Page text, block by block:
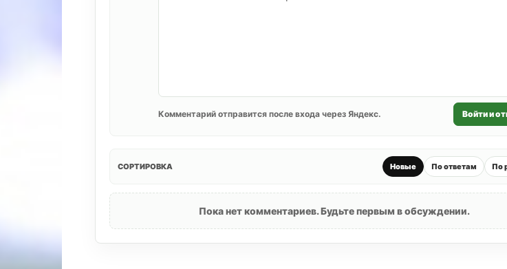
Комментарий отправится после входа через Яндекс. Войти и
СОРТИРОВКА Новые По ответам По
Пока нет комментариев. Будьте первым в обсуждении.